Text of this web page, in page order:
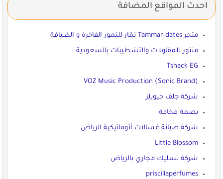
احدث المواقع المضافة
متجر Tammar-dates تمّار للتمور الفاخرة و الضيافة
منتور للمقاولات والتشطيبات بالسعودية
Tshack EG
VOZ Music Production (Sonic Brand)
شركة جلف جيويلز
بصمة فخامة
شركة صيانة غسالات أتوماتيكية الرياض
Little Blossom
شركة تسليك مجاري بالرياض
priscillaperfumes